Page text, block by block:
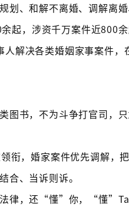
划、和解不离婚、调解离
起，涉资千万案件近800
解决各类婚姻家事案件
图书，不为斗争打官司，
衔，婚家案件优先调解，把
合、当诉则诉。
法律，还“懂”你，“懂”Ta